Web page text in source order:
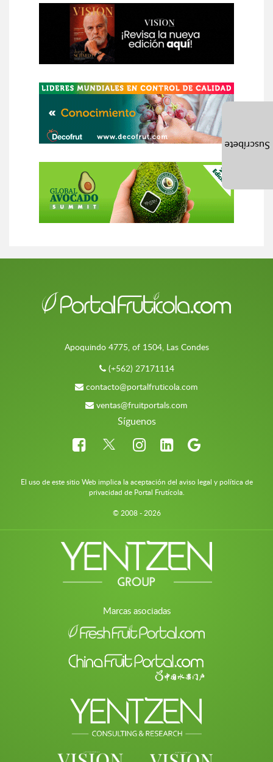
Apoquindo 4775, of 1504, Las Condes
(+562) 27171114
contacto@portalfruticola.com
ventas@fruitportals.com
Síguenos
El uso de este sitio Web implica la aceptación del aviso legal y política de
privacidad de Portal Frutícola.
© 2008 - 2026
Marcas asociadas
Suscríbete